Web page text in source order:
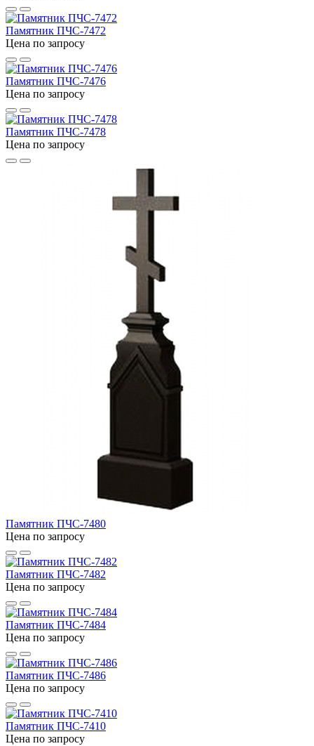
Памятник ПЧС-7472
Цена по запросу
Памятник ПЧС-7476
Цена по запросу
Памятник ПЧС-7478
Цена по запросу
Памятник ПЧС-7480
Цена по запросу
Памятник ПЧС-7482
Цена по запросу
Памятник ПЧС-7484
Цена по запросу
Памятник ПЧС-7486
Цена по запросу
Памятник ПЧС-7410
Цена по запросу